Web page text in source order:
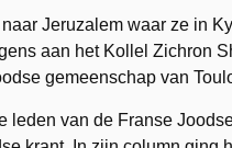
Jeruzalem waar ze in
aan het Kollel Zichron
gemeenschap van
leden van de Franse